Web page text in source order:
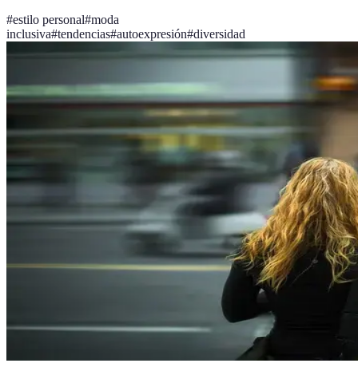
#estilo personal#moda
inclusiva#tendencias#autoexpresión#diversidad